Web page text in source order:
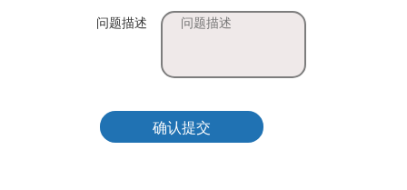
问题描述
确认提交